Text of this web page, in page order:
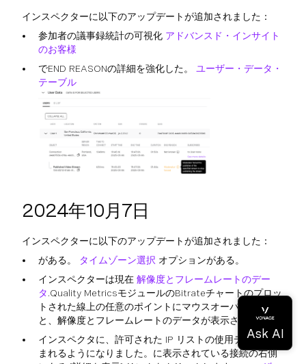
インスペクターに以下のアップデートが追加されました：
参加者の議事録統計の可視化 アドバンスド・インサイト
のお客様
でEND REASONの詳細を強化した。 ユーザー・データ・
テーブル
2024年10月7日
インスペクターに以下のアップデートが追加されました：
がある。
タイムゾーン選択 オプションがある。
インスペクターは現在 解像度とフレームレートのデー
タ.Quality MetricsモジュールのBitrateチャートのプロッ
トされた線上の任意のポイントにマウスオーバーする
と、解像度とフレームレートのデータが表示されます。
インスペクタに、許可された IP リストの使用データが含
まれるようになりました。に表示されている接続の右側